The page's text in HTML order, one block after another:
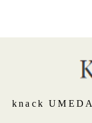
knack UMEDA